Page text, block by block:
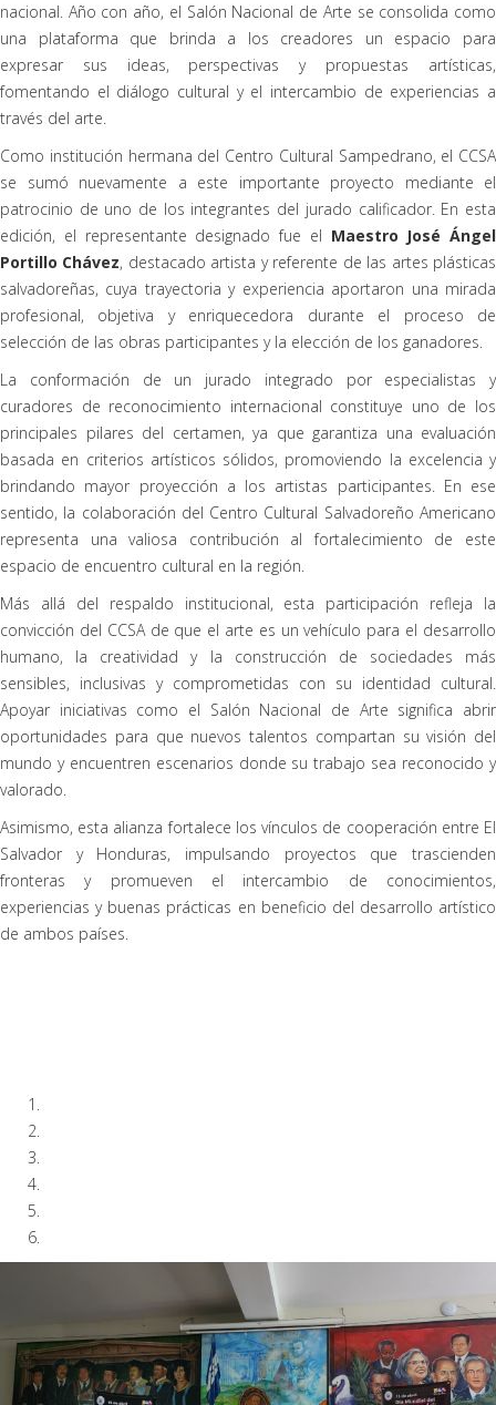
nacional. Año con año, el Salón Nacional de Arte se consolida como
una plataforma que brinda a los creadores un espacio para
expresar sus ideas, perspectivas y propuestas artísticas,
fomentando el diálogo cultural y el intercambio de experiencias a
través del arte.
Como institución hermana del Centro Cultural Sampedrano, el CCSA
se sumó nuevamente a este importante proyecto mediante el
patrocinio de uno de los integrantes del jurado calificador. En esta
edición, el representante designado fue el Maestro José Ángel
Portillo Chávez, destacado artista y referente de las artes plásticas
salvadoreñas, cuya trayectoria y experiencia aportaron una mirada
profesional, objetiva y enriquecedora durante el proceso de
selección de las obras participantes y la elección de los ganadores.
La conformación de un jurado integrado por especialistas y
curadores de reconocimiento internacional constituye uno de los
principales pilares del certamen, ya que garantiza una evaluación
basada en criterios artísticos sólidos, promoviendo la excelencia y
brindando mayor proyección a los artistas participantes. En ese
sentido, la colaboración del Centro Cultural Salvadoreño Americano
representa una valiosa contribución al fortalecimiento de este
espacio de encuentro cultural en la región.
Más allá del respaldo institucional, esta participación refleja la
convicción del CCSA de que el arte es un vehículo para el desarrollo
humano, la creatividad y la construcción de sociedades más
sensibles, inclusivas y comprometidas con su identidad cultural.
Apoyar iniciativas como el Salón Nacional de Arte significa abrir
oportunidades para que nuevos talentos compartan su visión del
mundo y encuentren escenarios donde su trabajo sea reconocido y
valorado.
Asimismo, esta alianza fortalece los vínculos de cooperación entre El
Salvador y Honduras, impulsando proyectos que trascienden
fronteras y promueven el intercambio de conocimientos,
experiencias y buenas prácticas en beneficio del desarrollo artístico
de ambos países.